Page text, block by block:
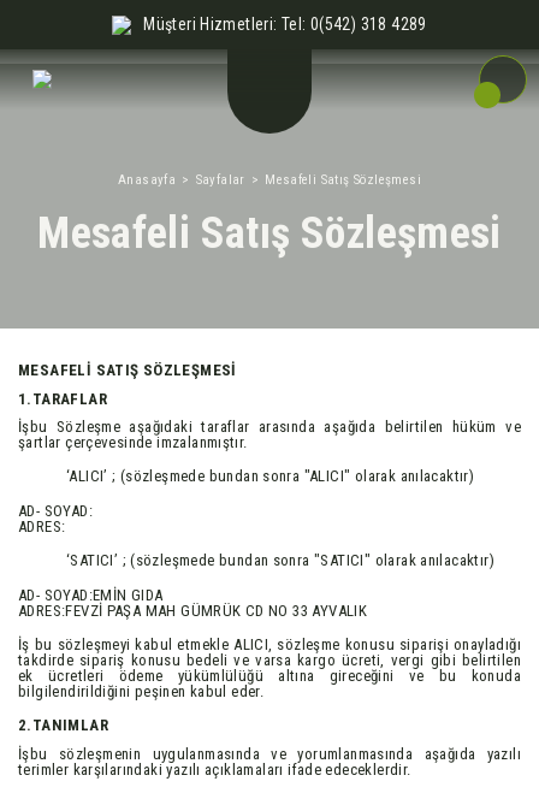
Müşteri Hizmetleri: Tel: 0(542) 318 4289
Anasayfa Sayfalar Mesafeli Satış Sözleşmesi
Mesafeli Satış Sözleşmesi
MESAFELİ SATIŞ SÖZLEŞMESİ
1.TARAFLAR
İşbu Sözleşme aşağıdaki taraflar arasında aşağıda belirtilen hüküm ve
şartlar çerçevesinde imzalanmıştır.
‘ALICI’ ; (sözleşmede bundan sonra "ALICI" olarak anılacaktır)
AD- SOYAD:
ADRES:
‘SATICI’ ; (sözleşmede bundan sonra "SATICI" olarak anılacaktır)
AD- SOYAD:EMİN GIDA
ADRES:FEVZİ PAŞA MAH GÜMRÜK CD NO 33 AYVALIK
İş bu sözleşmeyi kabul etmekle ALICI, sözleşme konusu siparişi onayladığı
takdirde sipariş konusu bedeli ve varsa kargo ücreti, vergi gibi belirtilen
ek ücretleri ödeme yükümlülüğü altına gireceğini ve bu konuda
bilgilendirildiğini peşinen kabul eder.
2.TANIMLAR
İşbu sözleşmenin uygulanmasında ve yorumlanmasında aşağıda yazılı
terimler karşılarındaki yazılı açıklamaları ifade edeceklerdir.